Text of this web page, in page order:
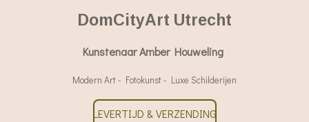
DomCityArt Utrecht
Kunstenaar Amber Houweling
Modern Art - Fotokunst - Luxe Schilderijen
LEVERTIJD & VERZENDING